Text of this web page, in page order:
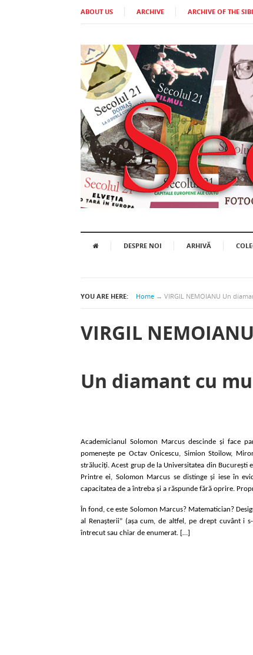
ABOUT US ARCHIVE ARCHIVE OF THE
DESPRE NOI ARHIVĂ
YOU ARE HERE: Home → VIRGIL NEMOIANU Un
VIRGIL NEMOIANU
Un diamant cu
Academicianul Solomon Marcus descinde și face
pomenește pe Octav Onicescu, Simion Stoilow,
străluciți. Acest grup de la Universitatea din București
Printre ei, Solomon Marcus se distinge și iese în
capacitatea de a întreba și a răspunde fără oprire.
În fond, ce este Solomon Marcus? Matematician?
al Renașterii” (așa cum, de altfel, pe drept cuvânt i
întrecut sau chiar de enumerat. […]